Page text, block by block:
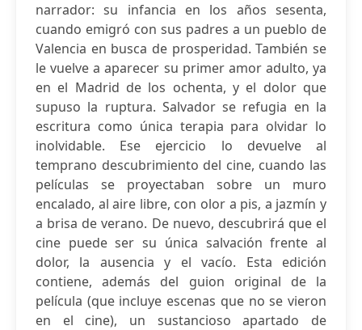
narrador: su infancia en los años sesenta,
cuando emigró con sus padres a un pueblo de
Valencia en busca de prosperidad. También se
le vuelve a aparecer su primer amor adulto, ya
en el Madrid de los ochenta, y el dolor que
supuso la ruptura. Salvador se refugia en la
escritura como única terapia para olvidar lo
inolvidable. Ese ejercicio lo devuelve al
temprano descubrimiento del cine, cuando las
películas se proyectaban sobre un muro
encalado, al aire libre, con olor a pis, a jazmín y
a brisa de verano. De nuevo, descubrirá que el
cine puede ser su única salvación frente al
dolor, la ausencia y el vacío. Esta edición
contiene, además del guion original de la
película (que incluye escenas que no se vieron
en el cine), un sustancioso apartado de